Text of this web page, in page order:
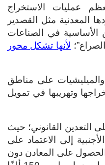
عمليات الاستخراج
المعدنية مثل القصدير
الأساسية في الصناعات
لأنها تشكل محور
على مناطق
وتهريبها في تمويل
التعدين القانوني؛ حيث
إلى الاعتماد على
على المعادن دون